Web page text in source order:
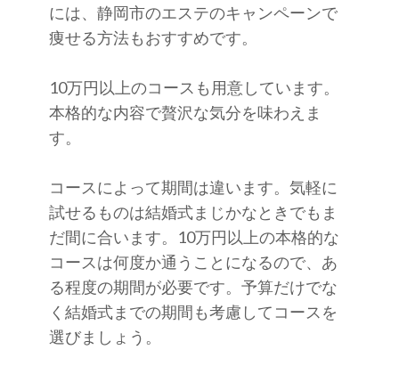
には、静岡市のエステのキャンペーンで
痩せる方法もおすすめです。
10万円以上のコースも用意しています。
本格的な内容で贅沢な気分を味わえま
す。
コースによって期間は違います。気軽に
試せるものは結婚式まじかなときでもま
だ間に合います。10万円以上の本格的な
コースは何度か通うことになるので、あ
る程度の期間が必要です。予算だけでな
く結婚式までの期間も考慮してコースを
選びましょう。